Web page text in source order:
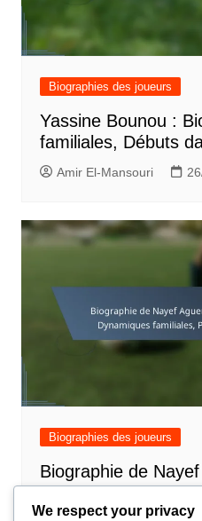
Biographies des joueurs
Yassine Bounou :
familiales, Débuts
Amir El-Mansouri
Biographies des joueurs
Biographie de
personnelle,
Parcours
We respect your privacy